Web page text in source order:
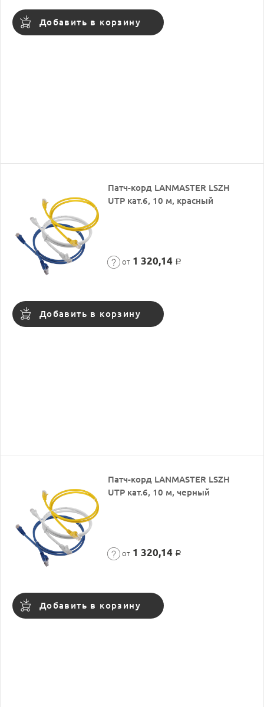
Добавить в корзину
Патч-корд LANMASTER LSZH
UTP кат.6, 10 м, красный
от 1 320,14 Р
Добавить в корзину
Патч-корд LANMASTER LSZH
UTP кат.6, 10 м, черный
от 1 320,14 Р
Добавить в корзину